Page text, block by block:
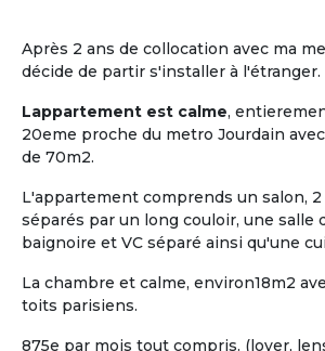
Après 2 ans de collocation avec ma
décide de partir s'installer à l'étranger.
Lappartement est calme,
20eme proche du metro Jourdain
de 70m2.
L'appartement comprends un salon,
séparés par un long couloir, une salle
baignoire et VC séparé ainsi qu'une
La chambre et calme, environ18m2
toits parisiens.
875e par mois tout compris. (loyer,